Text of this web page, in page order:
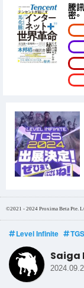
騰
密。
©2021 - 2024 Proxima Beta Pte.
Level Infinite
Saiga